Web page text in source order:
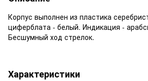
Корпус выполнен из пластика
циферблата - белый. Индикация -
Бесшумный ход стрелок.
Характеристики